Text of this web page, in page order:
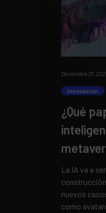
Diciembre 21,
Innovación
¿Qué
La IA va a
nuevos
como